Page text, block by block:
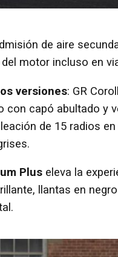
de aire
motor incluso en
versiones: GR
con capó abultado y
de 15 radios
Plus eleva la
llantas en